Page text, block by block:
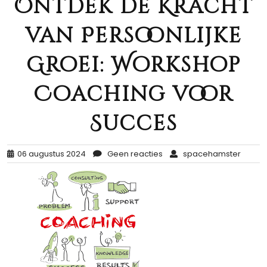
Ontdek de Kracht
van Persoonlijke
Groei: Workshop
Coaching voor
Succes
06 augustus 2024 Geen reacties spacehamster